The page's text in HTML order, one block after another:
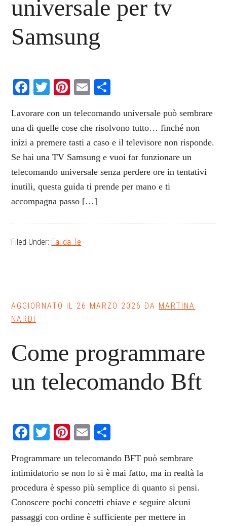
universale per tv
Samsung​​
Facebook
TwitterPinterest
Email
Lavorare con un telecomando universale può sembrare
una di quelle cose che risolvono tutto… finché non
inizi a premere tasti a caso e il televisore non risponde.
Se hai una TV Samsung e vuoi far funzionare un
telecomando universale senza perdere ore in tentativi
inutili, questa guida ti prende per mano e ti
accompagna passo […]
Filed Under: Fai da Te
AGGIORNATO IL 26 MARZO 2026 DA MARTINA
NARDI
Come programmare
un telecomando Bft​​
Facebook
TwitterPinterest
Email
Programmare un telecomando BFT può sembrare
intimidatorio se non lo si è mai fatto, ma in realtà la
procedura è spesso più semplice di quanto si pensi.
Conoscere pochi concetti chiave e seguire alcuni
passaggi con ordine è sufficiente per mettere in